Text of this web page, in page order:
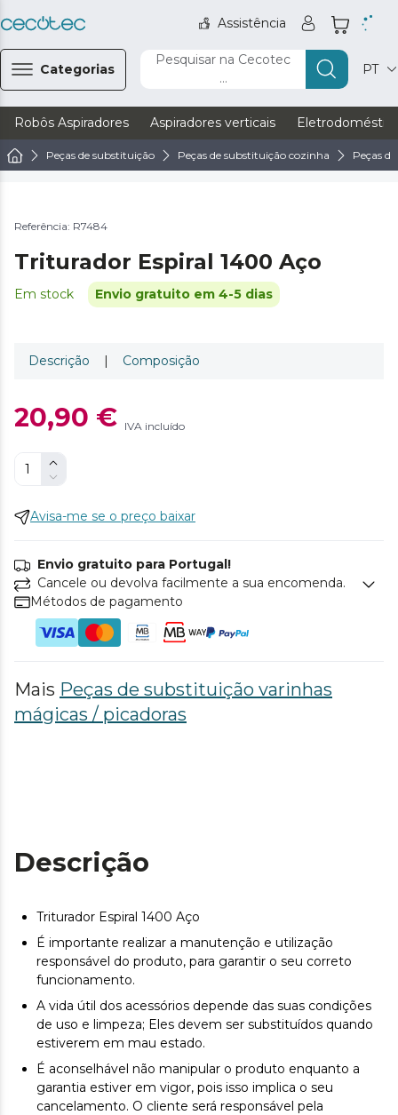
Assistência
Categorias
Pesquisar na Cecotec
...
PT
Robôs Aspiradores Aspiradores verticais
Peças de substituição Peças de substituição cozinha Peças
Referência: R7484
Triturador Espiral 1400 Aço
Em stock Envio gratuito em 4-5 dias
Descrição | Composição
20,90 € IVA incluído
Avisa-me se o preço baixar
Envio gratuito para Portugal!
Cancele ou devolva facilmente a sua encomenda.
Métodos de pagamento
Mais Peças de substituição varinhas
mágicas / picadoras
Descrição
Triturador Espiral 1400 Aço
É importante realizar a manutenção e utilização
responsável do produto, para garantir o seu correto
funcionamento.
A vida útil dos acessórios depende das suas condições
de uso e limpeza; Eles devem ser substituídos quando
estiverem em mau estado.
É aconselhável não manipular o produto enquanto a
garantia estiver em vigor, pois isso implica o seu
cancelamento. O cliente será responsável pela